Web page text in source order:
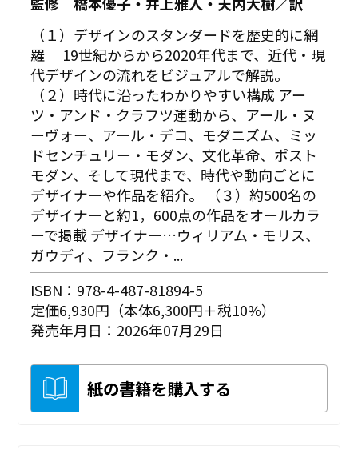
（１）デザインのスタンダードを歴史的に網
羅 19世紀からから2020年代まで、近代・現
代デザインの流れをビジュアルで解説。
（２）時代に沿ったわかりやすい構成 アー
ツ・アンド・クラフツ運動から、アール・ヌ
ーヴォー、アール・デコ、モダニズム、ミッ
ドセンチュリー・モダン、文化革命、ポスト
モダン、そして現代まで、時代や動向ごとに
デザイナーや作品を紹介。 （３）約500名の
デザイナーと約1，600点の作品をオールカラ
ーで掲載 デザイナー…ウィリアム・モリス、
ガウディ、フランク・...
ISBN：978-4-487-81894-5
定価6,930円（本体6,300円＋税10%）
発売年月日：2026年07月29日
紙の書籍を購入する